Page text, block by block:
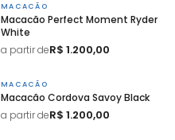
MACACÃO
Macacão Perfect Moment Ryder
White
a partir deR$ 1.200,00
MACACÃO
Macacão Cordova Savoy Black
a partir deR$ 1.200,00